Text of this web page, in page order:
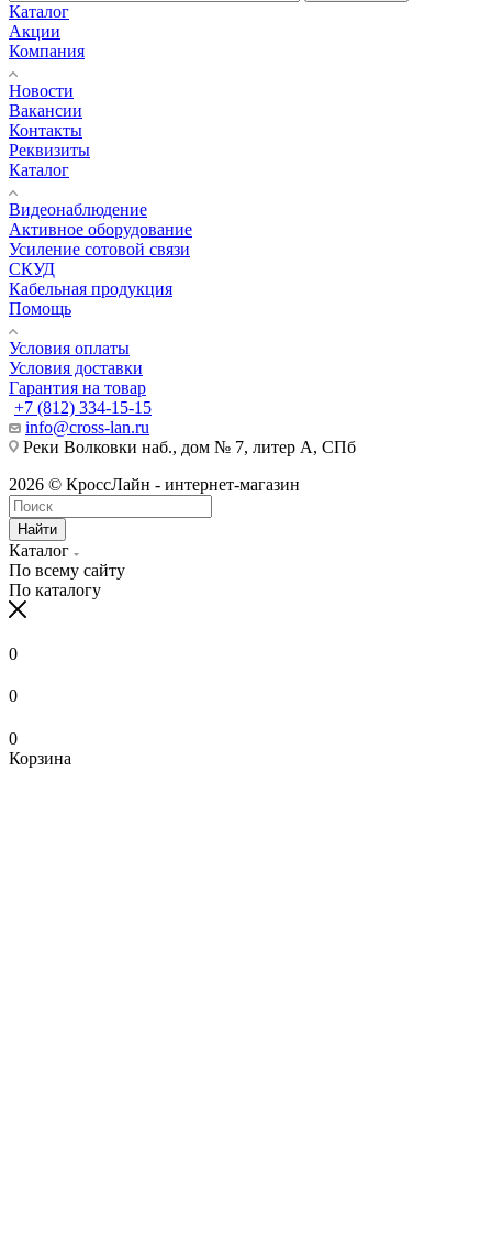
Каталог
Акции
Компания
Новости
Вакансии
Контакты
Реквизиты
Каталог
Видеонаблюдение
Активное оборудование
Усиление сотовой связи
СКУД
Кабельная продукция
Помощь
Условия оплаты
Условия доставки
Гарантия на товар
+7 (812) 334-15-15
info@cross-lan.ru
Реки Волковки наб., дом № 7, литер А, СПб
2026 © КроссЛайн - интернет-магазин
Найти
Каталог
По всему сайту
По каталогу
0
0
0
Корзина